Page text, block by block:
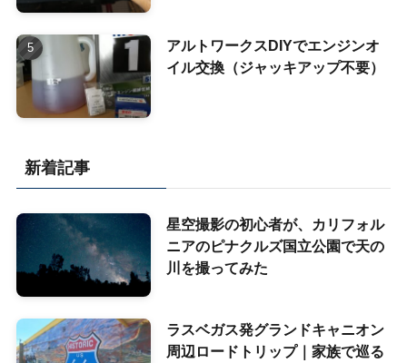
アルトワークスDIYでエンジンオ
イル交換（ジャッキアップ不要）
新着記事
星空撮影の初心者が、カリフォル
ニアのピナクルズ国立公園で天の
川を撮ってみた
ラスベガス発グランドキャニオン
周辺ロードトリップ｜家族で巡る